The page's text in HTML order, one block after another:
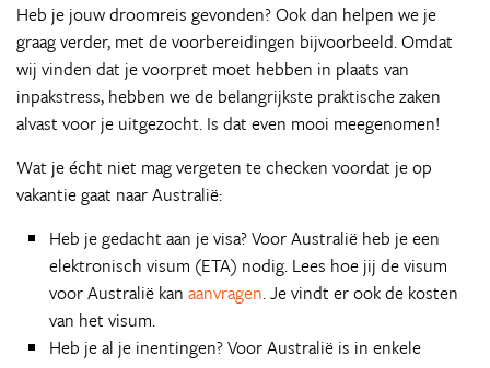
Heb je jouw droomreis gevonden? Ook dan helpen we je
graag verder, met de voorbereidingen bijvoorbeeld. Omdat
wij vinden dat je voorpret moet hebben in plaats van
inpakstress, hebben we de belangrijkste praktische zaken
alvast voor je uitgezocht. Is dat even mooi meegenomen!
Wat je écht niet mag vergeten te checken voordat je op
vakantie gaat naar Australië:
Heb je gedacht aan je visa? Voor Australië heb je een
elektronisch visum (ETA) nodig. Lees hoe jij de visum
voor Australië kan aanvragen. Je vindt er ook de kosten
van het visum.
Heb je al je inentingen? Voor Australië is in enkele